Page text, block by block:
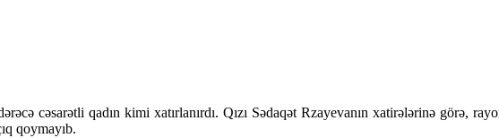
cəsarətli qadın kimi xatırlanırdı. Qızı Sədaqət Rzayevanın xatirələrinə görə,
qoymayıb.